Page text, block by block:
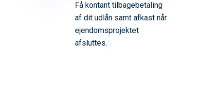
Få kontant tilbagebetaling
af dit udlån samt afkast når
ejendomsprojektet
afsluttes.